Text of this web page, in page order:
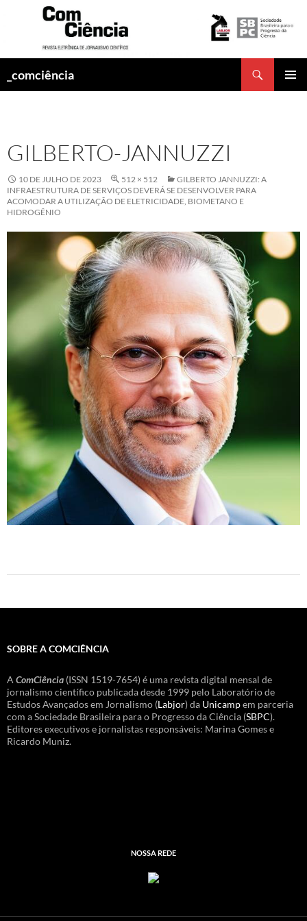
_comciência
GILBERTO-JANNUZZI
10 DE JULHO DE 2023 512 × 512
GILBERTO JANNUZZI: A
INFRAESTRUTURA DE SERVIÇOS DEVERÁ SE DESENVOLVER PARA
ACOMODAR A UTILIZAÇÃO DE ELETRICIDADE, BIOMETANO E
HIDROGÊNIO
SOBRE A COMCIÊNCIA
A ComCiência (ISSN 1519-7654) é uma revista digital mensal de
jornalismo científico publicada desde 1999 pelo Laboratório de
Estudos Avançados em Jornalismo (Labjor) da Unicampem parceria
com a Sociedade Brasileira para o Progresso da Ciência (SBPC).
Editores executivos e jornalistas responsáveis: Marina Gomes e
Ricardo Muniz.
NOSSA REDE